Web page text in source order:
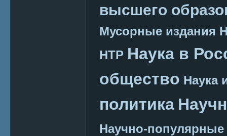
высшего
Мусорные издания
НТР Наука в
общество Наука
политика
Научно-